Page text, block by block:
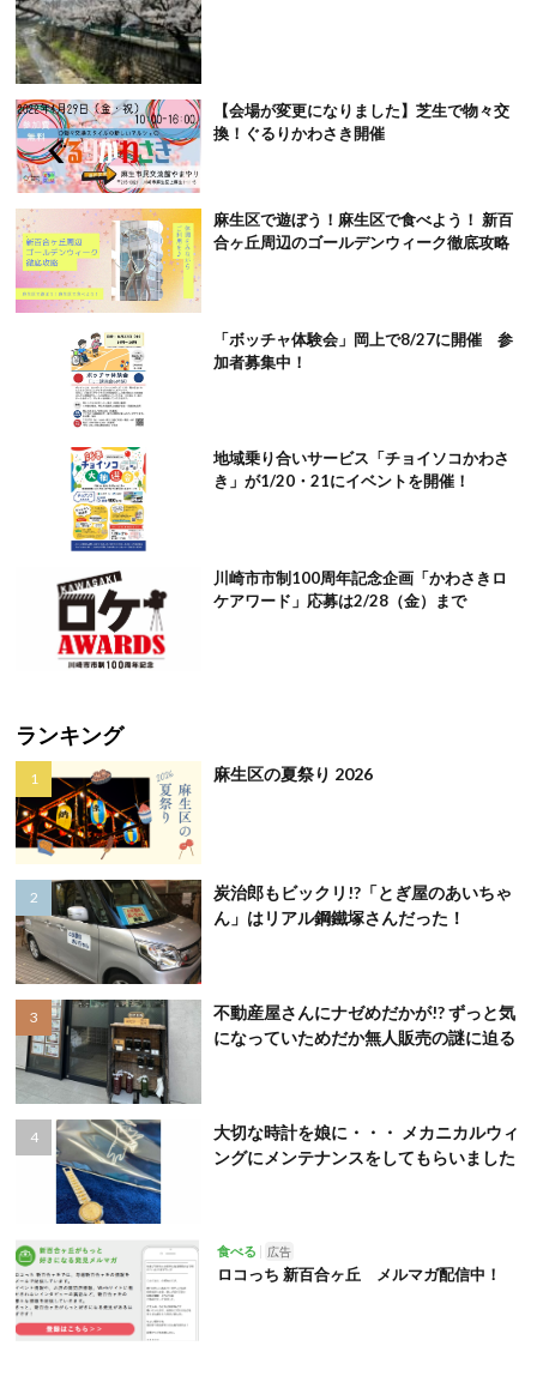
【会場が変更になりました】芝生で物々交
換！ぐるりかわさき開催
麻生区で遊ぼう！麻生区で食べよう！ 新百
合ヶ丘周辺のゴールデンウィーク徹底攻略
「ボッチャ体験会」岡上で8/27に開催 参
加者募集中！
地域乗り合いサービス「チョイソコかわさ
き」が1/20・21にイベントを開催！
川崎市市制100周年記念企画「かわさきロ
ケアワード」応募は2/28（金）まで
ランキング
麻生区の夏祭り 2026
炭治郎もビックリ!?「とぎ屋のあいちゃ
ん」はリアル鋼鐵塚さんだった！
不動産屋さんにナゼめだかが!? ずっと気
になっていためだか無人販売の謎に迫る
大切な時計を娘に・・・ メカニカルウィ
ングにメンテナンスをしてもらいました
食べる 広告
ロコっち 新百合ヶ丘 メルマガ配信中！